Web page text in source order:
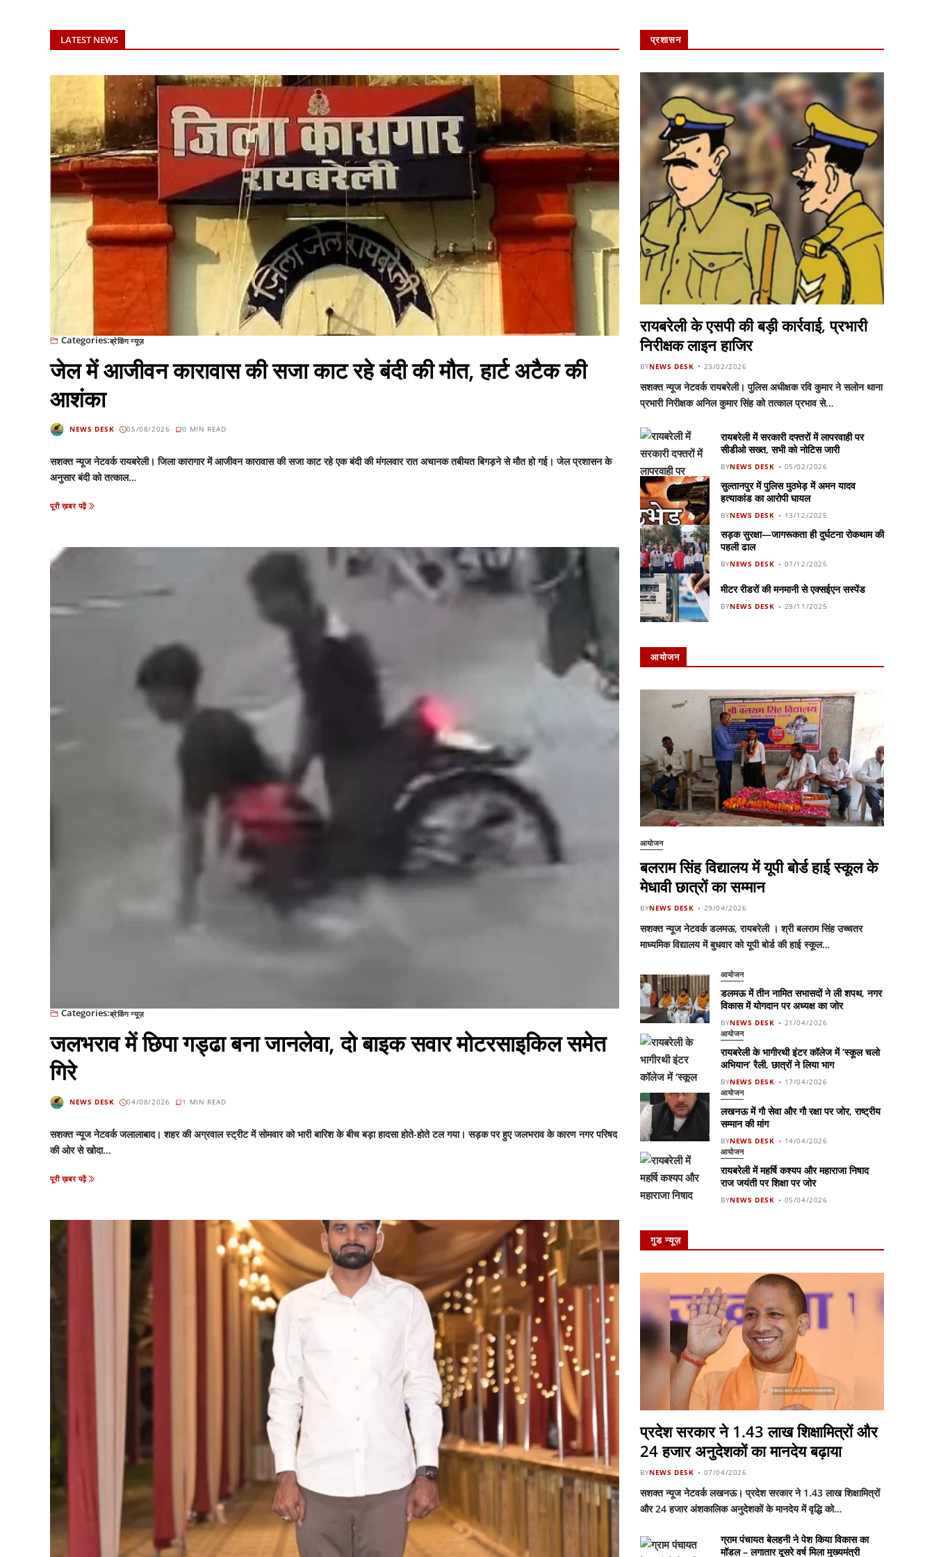
LATEST NEWS
Categories:ब्रेकिंग न्यूज़
जेल में आजीवन कारावास की सजा काट रहे बंदी की मौत, हार्ट अटैक की
आशंका
NEWS DESK 05/08/2026 0 MIN READ
सशक्त न्यूज नेटवर्क रायबरेली। जिला कारागार में आजीवन कारावास की सजा काट रहे एक बंदी की मंगलवार रात अचानक तबीयत बिगड़ने से मौत हो गई। जेल प्रशासन के
अनुसार बंदी को तत्काल…
पूरी ख़बर पढ़ें
Categories:ब्रेकिंग न्यूज़
जलभराव में छिपा गड्ढा बना जानलेवा, दो बाइक सवार मोटरसाइकिल समेत
गिरे
NEWS DESK 04/08/2026 1 MIN READ
सशक्त न्यूज नेटवर्क जलालाबाद। शहर की अग्रवाल स्ट्रीट में सोमवार को भारी बारिश के बीच बड़ा हादसा होते-होते टल गया। सड़क पर हुए जलभराव के कारण नगर परिषद
की ओर से खोदा…
पूरी ख़बर पढ़ें
प्रशासन
रायबरेली के एसपी की बड़ी कार्रवाई, प्रभारी
निरीक्षक लाइन हाजिर
BYNEWS DESK 23/02/2026
सशक्त न्यूज नेटवर्क रायबरेली। पुलिस अधीक्षक रवि कुमार ने सलोन थाना
प्रभारी निरीक्षक अनिल कुमार सिंह को तत्काल प्रभाव से…
रायबरेली में सरकारी दफ्तरों में लापरवाही पर
सीडीओ सख्त, सभी को नोटिस जारी
BYNEWS DESK 05/02/2026
सुल्तानपुर में पुलिस मुठभेड़ में अमन यादव
हत्याकांड का आरोपी घायल
BYNEWS DESK 13/12/2025
सड़क सुरक्षा—जागरूकता ही दुर्घटना रोकथाम की
पहली ढाल
BYNEWS DESK 07/12/2025
मीटर रीडरों की मनमानी से एक्सईएन सस्पेंड
BYNEWS DESK 29/11/2025
आयोजन
आयोजन
बलराम सिंह विद्यालय में यूपी बोर्ड हाई स्कूल के
मेधावी छात्रों का सम्मान
BYNEWS DESK 29/04/2026
सशक्त न्यूज नेटवर्क डलमऊ, रायबरेली । श्री बलराम सिंह उच्चतर
माध्यमिक विद्यालय में बुधवार को यूपी बोर्ड की हाई स्कूल…
आयोजन
डलमऊ में तीन नामित सभासदों ने ली शपथ, नगर
विकास में योगदान पर अध्यक्ष का जोर
BYNEWS DESK 21/04/2026
आयोजन
रायबरेली के भागीरथी इंटर कॉलेज में ‘स्कूल चलो
अभियान’ रैली, छात्रों ने लिया भाग
BYNEWS DESK 17/04/2026
आयोजन
लखनऊ में गौ सेवा और गौ रक्षा पर जोर, राष्ट्रीय
सम्मान की मांग
BYNEWS DESK 14/04/2026
आयोजन
रायबरेली में महर्षि कश्यप और महाराजा निषाद
राज जयंती पर शिक्षा पर जोर
BYNEWS DESK 05/04/2026
गुड न्यूज़
प्रदेश सरकार ने 1.43 लाख शिक्षामित्रों और
24 हजार अनुदेशकों का मानदेय बढ़ाया
BYNEWS DESK 07/04/2026
सशक्त न्यूज नेटवर्क लखनऊ। प्रदेश सरकार ने 1.43 लाख शिक्षामित्रों
और 24 हजार अंशकालिक अनुदेशकों के मानदेय में वृद्धि को…
ग्राम पंचायत बेलहनी ने पेश किया विकास का
मॉडल – लगातार दूसरे वर्ष मिला मुख्यमंत्री